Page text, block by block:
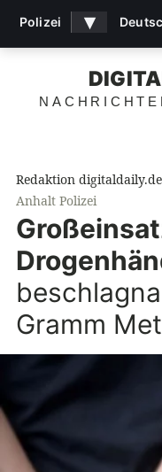
Redaktion digitaldaily.de
Anhalt Polizei
Gramm
Polizei ▾